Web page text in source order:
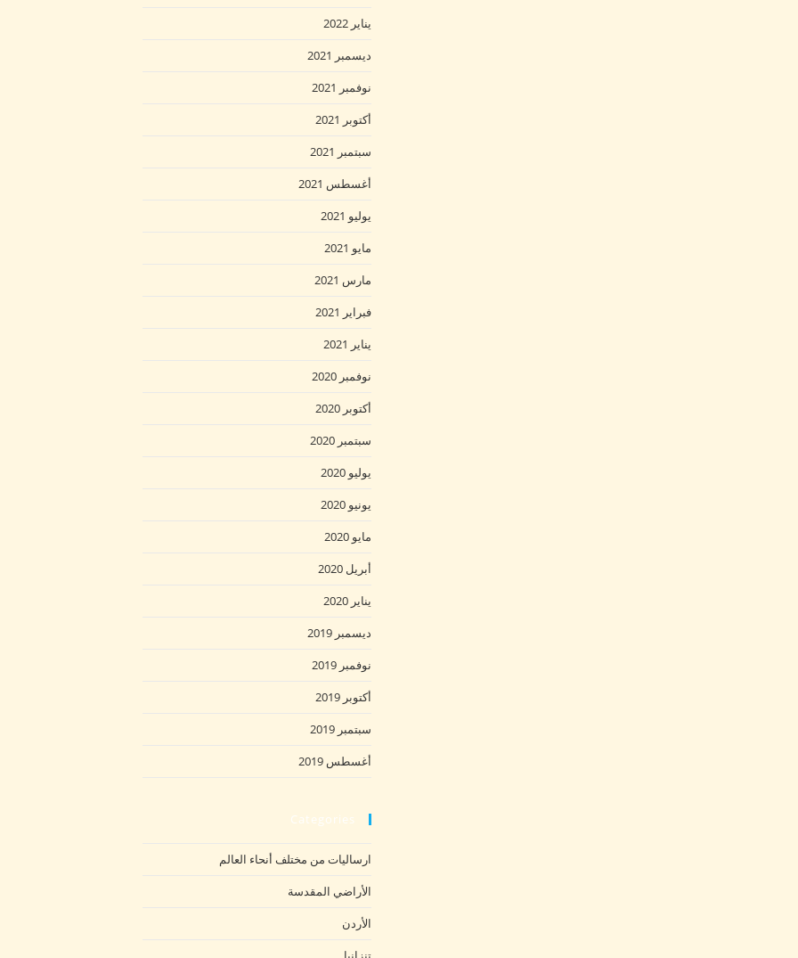
يناير 2022
ديسمبر 2021
نوفمبر 2021
أكتوبر 2021
سبتمبر 2021
أغسطس 2021
يوليو 2021
مايو 2021
مارس 2021
فبراير 2021
يناير 2021
نوفمبر 2020
أكتوبر 2020
سبتمبر 2020
يوليو 2020
يونيو 2020
مايو 2020
أبريل 2020
يناير 2020
ديسمبر 2019
نوفمبر 2019
أكتوبر 2019
سبتمبر 2019
أغسطس 2019
Categories
ارساليات من مختلف أنحاء العالم
الأراضي المقدسة
الأردن